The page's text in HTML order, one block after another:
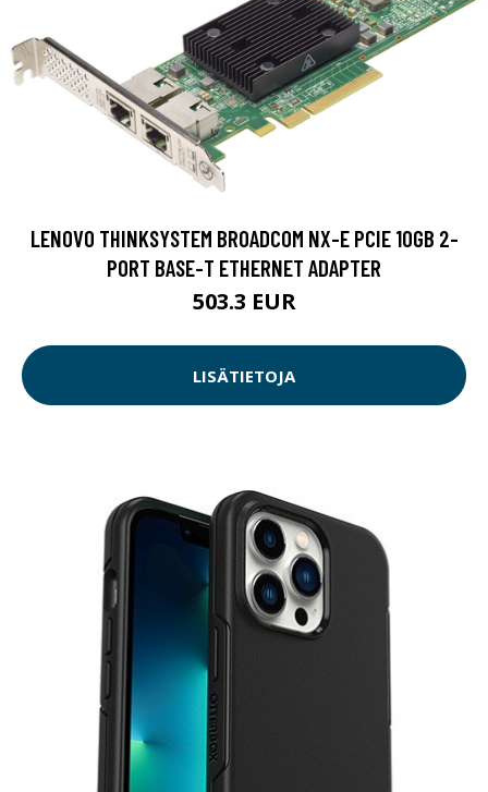
LENOVO THINKSYSTEM BROADCOM NX-E PCIE 10GB 2-
PORT BASE-T ETHERNET ADAPTER
503.3 EUR
LISÄTIETOJA